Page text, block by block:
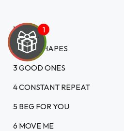
1 CRASH
2 NEW SHAPES
3 GOOD ONES
4 CONSTANT REPEAT
5 BEG FOR YOU
6 MOVE ME